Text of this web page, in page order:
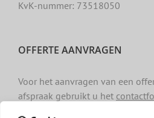
KvK-nummer: 73518050
OFFERTE AANVRAGEN
Voor het aanvragen van een
afspraak gebruikt u het